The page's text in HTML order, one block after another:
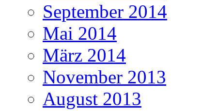
September 2014
Mai 2014
März 2014
November 2013
August 2013